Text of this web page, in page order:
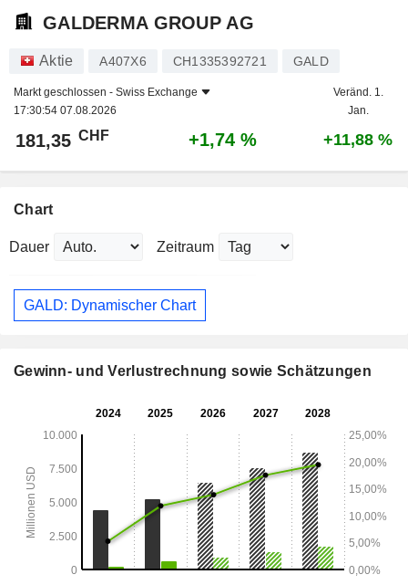
GALDERMA GROUP AG
Aktie A407X6 CH1335392721 GALD
Markt geschlossen - Swiss Exchange
17:30:54 07.08.2026
Veränd. 1.
Jan.
181,35 CHF +1,74 % +11,88 %
Chart
Dauer Zeitraum
GALD: Dynamischer Chart
Gewinn- und Verlustrechnung sowie Schätzungen